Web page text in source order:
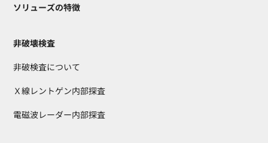
ソリューズの特徴
非破壊検査
非破検査について
Ｘ線レントゲン内部探査
電磁波レーダー内部探査